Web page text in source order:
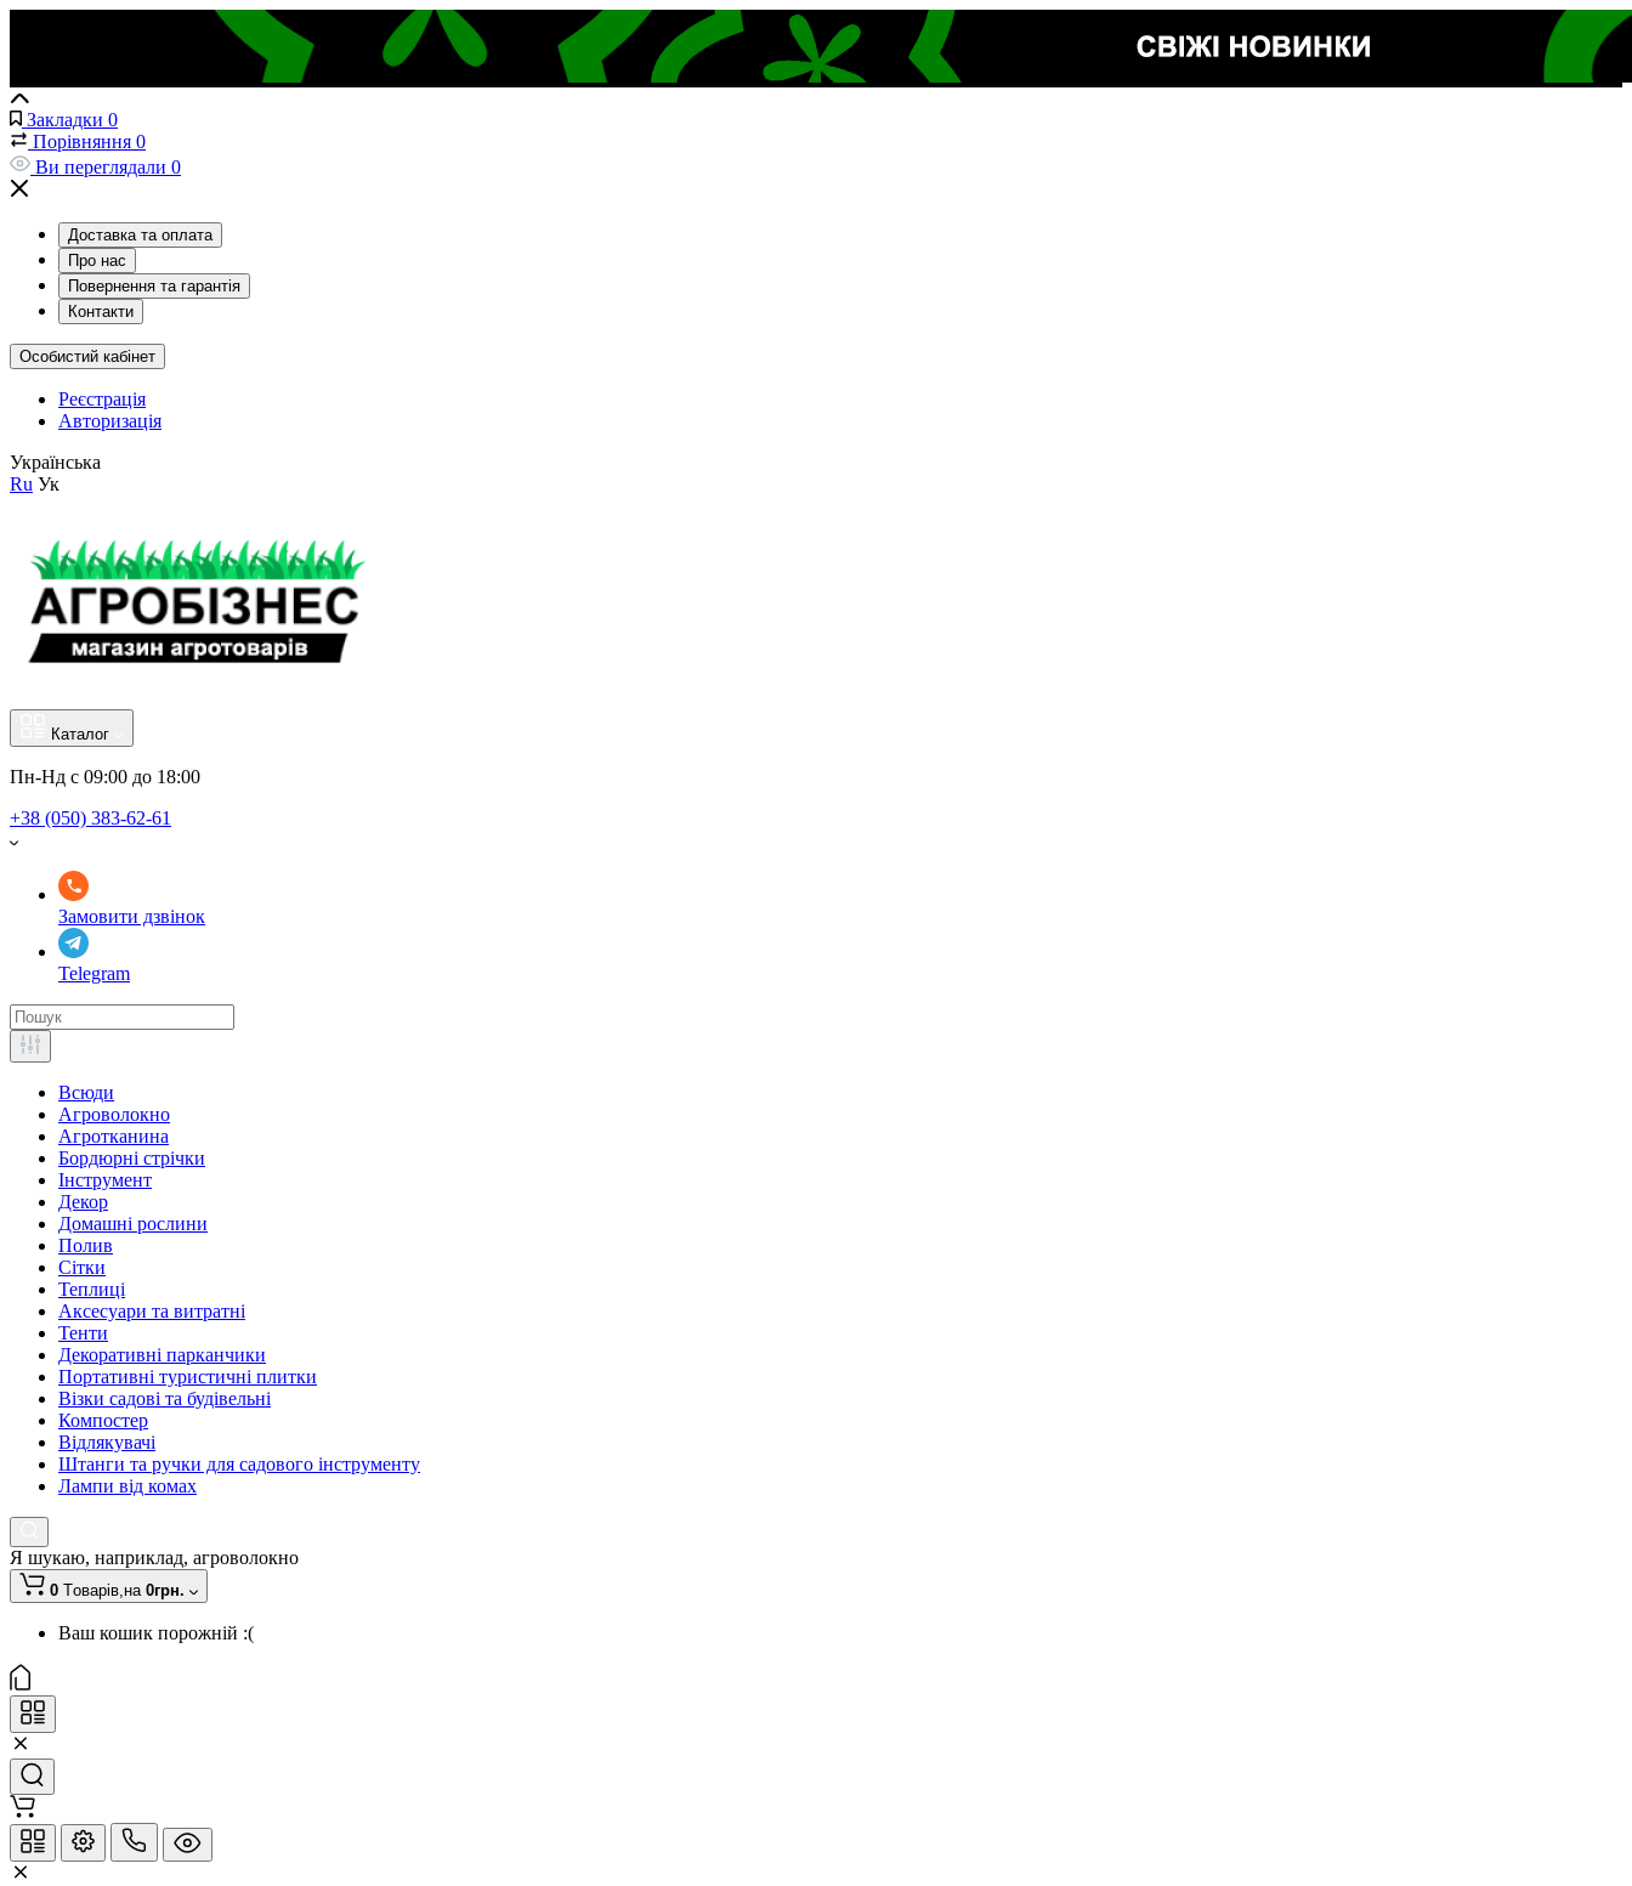
Закладки 0
Порівняння 0
Ви переглядали 0
Доставка та оплата
Про нас
Повернення та гарантія
Контакти
Особистий кабінет
Реєстрація
Авторизація
Українська
Ru Ук
Каталог
Пн-Нд с 09:00 до 18:00
+38 (050) 383-62-61
Замовити дзвінок
Telegram
Всюди
Агроволокно
Агротканина
Бордюрні стрічки
Інструмент
Декор
Домашні рослини
Полив
Сітки
Теплиці
Аксесуари та витратні
Тенти
Декоративні парканчики
Портативні туристичні плитки
Візки садові та будівельні
Компостер
Відлякувачі
Штанги та ручки для садового інструменту
Лампи від комах
Я шукаю, наприклад, агроволокно
0 Tоварів,на 0грн.
Ваш кошик порожній :(